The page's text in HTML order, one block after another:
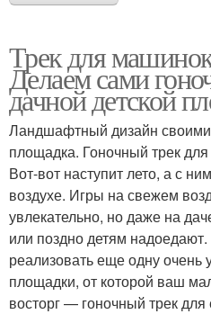
Трек для
Делаем сами
дачной детской
Ландшафтный дизайн
площадка. Гоночный трек
Вот-вот наступит лето, а с
воздухе. Игры на свежем
увлекательно, но даже на
или поздно детям
реализовать еще одну очень
площадки, от которой ваш
восторг — гоночный трек